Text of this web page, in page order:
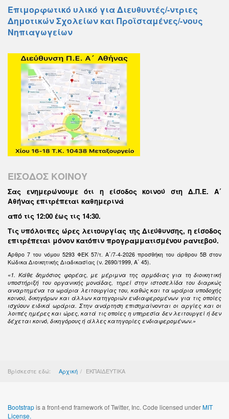
Επιμορφωτικό υλικό για Διευθυντές/-ντριες
Δημοτικών Σχολείων και Προϊσταμένες/-νους
Νηπιαγωγείων
ΕΙΣΟΔΟΣ ΚΟΙΝΟΥ
Σας ενημερώνουμε ότι η είσοδος κοινού στη Δ.Π.Ε. Α΄
Αθήνας επιτρέπεται καθημερινά
από τις 12:00 έως τις 14:30.
Τις υπόλοιπες ώρες λειτουργίας της Διεύθυνσης, η είσοδος
επιτρέπεται μόνον κατόπιν προγραμματισμένου ραντεβού.
Άρθρο 7 του νόμου 5293 ΦΕΚ 57/τ. Α΄/7-4-2026 προσθήκη του άρθρου 5Β στον
Κώδικα Διοικητικής Διαδικασίας (ν. 2690/1999, Α΄ 45).
«1. Κάθε δημόσιος φορέας, με μέριμνα της αρμόδιας για τη διοικητική
υποστήριξή του οργανικής μονάδας, τηρεί στην ιστοσελίδα του διαρκώς
αναρτημένα τα ωράρια λειτουργίας του, καθώς και τα ωράρια υποδοχής
κοινού, δικηγόρων και άλλων κατηγοριών ενδιαφερομένων για τις οποίες
ισχύουν ειδικά ωράρια. Στην ανάρτηση επισημαίνονται οι αργίες και οι
λοιπές ημέρες και ώρες, κατά τις οποίες η υπηρεσία δεν λειτουργεί ή δεν
δέχεται κοινό, δικηγόρους ή άλλες κατηγορίες ενδιαφερομένων.»
Βρίσκεστε εδώ: Αρχική ΕΚΠΑΙΔΕΥΤΙΚΑ
Bootstrapis a front-end framework of Twitter, Inc. Code licensed underMIT
License.